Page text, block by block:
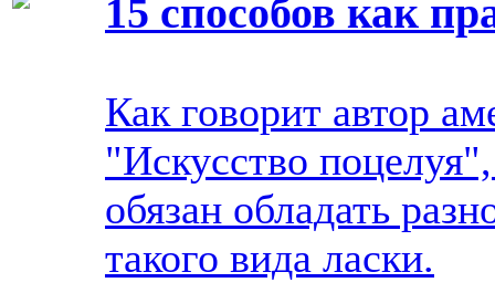
15 способов как
Как говорит автор
"Искусство
обязан обладать
такого вида ласки.